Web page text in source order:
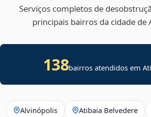
Serviços completos de
principais bairros da cidade de
138bairros atendidos em
Alvinópolis Atibaia Belvedere